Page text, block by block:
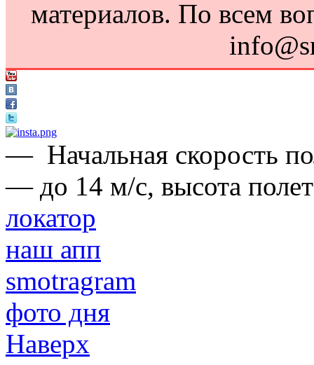
материалов. По всем
— Начальная скорость
— до 14 м/с, высота
локатор
наш апп
smotragram
фото дня
Наверх